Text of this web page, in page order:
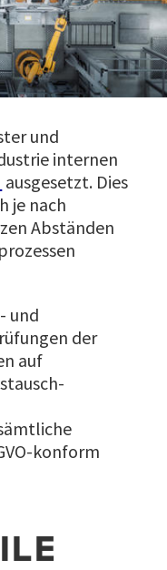
und
internen
ausgesetzt. Dies
je nach
Abständen
und
der
auf
konform